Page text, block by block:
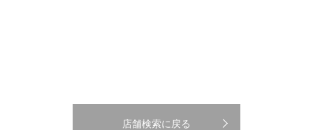
店舗検索に戻る